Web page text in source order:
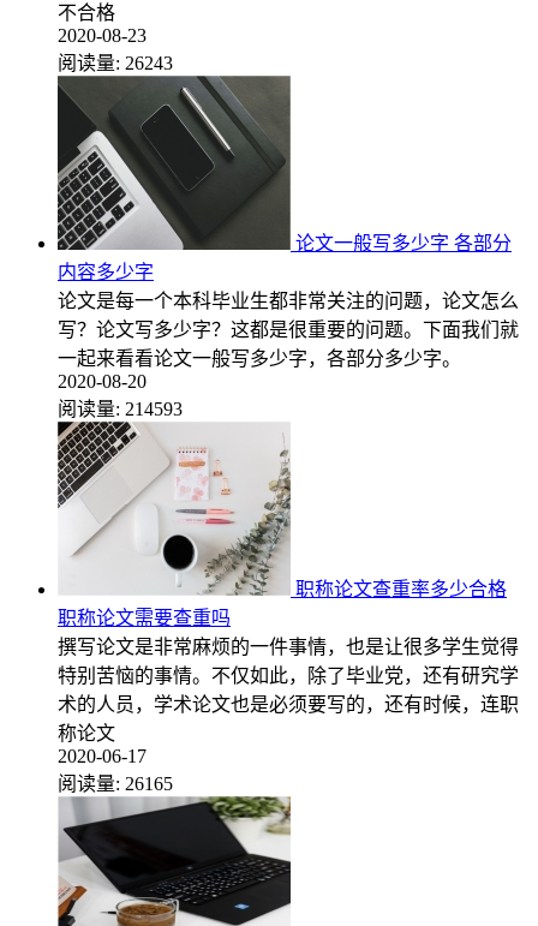
不合格
2020-08-23
阅读量: 26243
论文一般写多少字 各部分
内容多少字
论文是每一个本科毕业生都非常关注的问题，论文怎么
写？论文写多少字？这都是很重要的问题。下面我们就
一起来看看论文一般写多少字，各部分多少字。
2020-08-20
阅读量: 214593
职称论文查重率多少合格
职称论文需要查重吗
撰写论文是非常麻烦的一件事情，也是让很多学生觉得
特别苦恼的事情。不仅如此，除了毕业党，还有研究学
术的人员，学术论文也是必须要写的，还有时候，连职
称论文
2020-06-17
阅读量: 26165